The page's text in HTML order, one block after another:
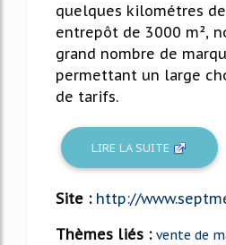
quelques kilométres
entrepôt de 3000 m²,
grand nombre de
permettant un large
de tarifs.
LIRE LA SUITE
Site : http://
Thèmes liés : vente de